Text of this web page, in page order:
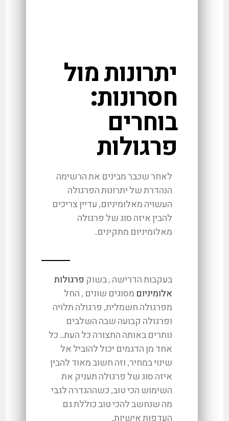
יתרונות מול
חסרונות:
בוחרים
פרגולות
לאחר שכבר מבינים את הרשימה
הנהדרת של יתרונות הפרגולה
העשויה מאלומיניום, עדיין צריכים
להבין איזה סוג של פרגולה
מאלומיניום מתקינים.
בעקבות הדרישה , בשוק פרגולות
אלומיניום מסוגים שונים , החל
מפרגולה חשמלית, פרגולה תלויה
ופרגולה קבועה שבה השלבים
נותרים באותה התצורה כל העת.. כל
אחד מן הדגמים יכול להוביל אל
שינוי במחיר, וזה חשוב מאוד להבין
איזה סוג של פרגולה תעניק את
השימוש הכי טוב, כשההגדרה לגבי
מה שנחשב להכי טוב כוללת גם
העדפות אישיות.